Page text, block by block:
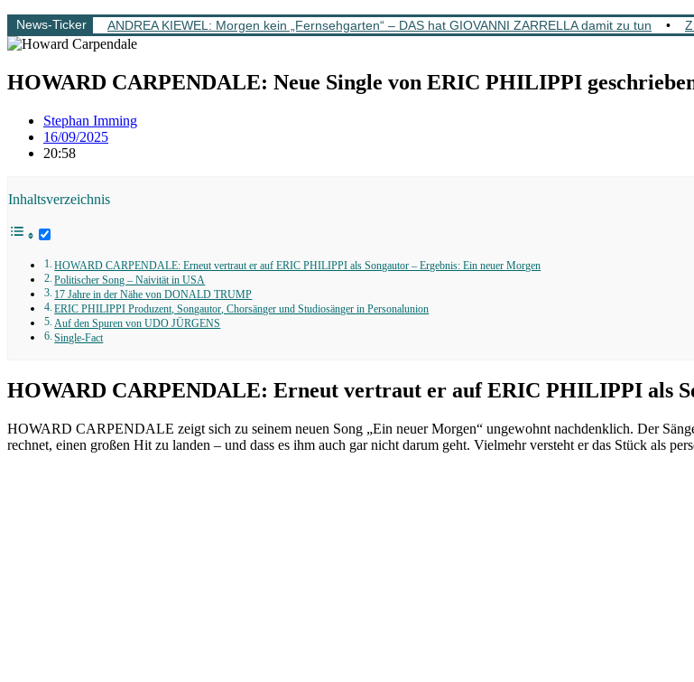
News-Ticker ANDREA KIEWEL: Morgen kein „Fernsehgarten“ – DAS hat GIOVANNI ZARRELLA damit zu tun •
HOWARD CARPENDALE: Neue Single von ERIC PHILIPPI
Stephan Imming
16/09/2025
20:58
Inhaltsverzeichnis
HOWARD CARPENDALE: Erneut vertraut er auf ERIC PHILIPPI als Songautor – Ergebnis: Ein neuer Morgen
Politischer Song – Naivität in USA
17 Jahre in der Nähe von DONALD TRUMP
ERIC PHILIPPI Produzent, Songautor, Chorsänger und Studiosänger in Personalunion
Auf den Spuren von UDO JÜRGENS
Single-Fact
HOWARD CARPENDALE: Erneut vertraut er auf ERIC PHILIPPI als
HOWARD CARPENDALE zeigt sich zu seinem neuen Song „Ein neuer Morgen“ ungewohnt nachdenklich. Der
rechnet, einen großen Hit zu landen – und dass es ihm auch gar nicht darum geht. Vielmehr versteht er das Stück als